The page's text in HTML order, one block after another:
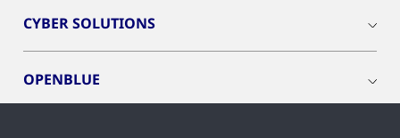
CYBER SOLUTIONS
OPENBLUE